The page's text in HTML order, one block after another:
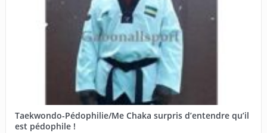
Taekwondo-Pédophilie/Me Chaka surpris d’entendre qu’il
est pédophile !